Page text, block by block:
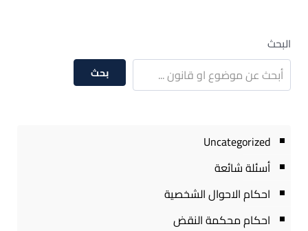
البحث
بحث
Uncategorized
أسئلة شائعة
احكام الاحوال الشخصية
احكام محكمة النقض